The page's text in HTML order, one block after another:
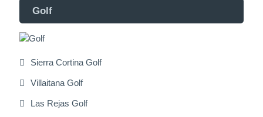
Golf
Sierra Cortina Golf
Villaitana Golf
Las Rejas Golf